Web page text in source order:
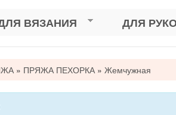
ВЯЗАНИЯ ДЛЯ
» ПРЯЖА ПЕХОРКА » Жемчужная